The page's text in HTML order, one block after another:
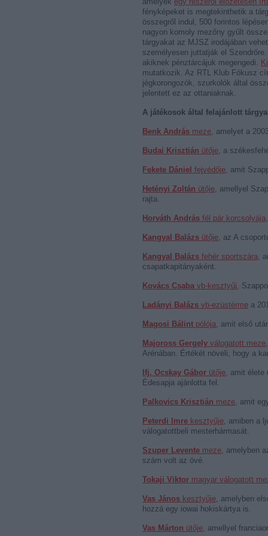
fényképeket is megtekinthetik a
összegről indul, 500 forintos
nagyon komoly mezőny gyűlt
tárgyakat az MJSZ irodájában
személyesen juttatják el
akiknek pénztárcájuk megengedi.
mutatkozik. Az RTL Klub Fókusz
jégkorongozók, szurkolók által
jelentett ez az ottaniaknak.
A játékosok által felajánlott
Benk András meze, amelyet a
Budai Krisztián ütője, a
Fekete Dániel fejvédője, amit
Hetényi Zoltán ütője, amellyel
rajta.
Horváth András fél pár korcsolyája
Kangyal Balázs ütője, az A
Kangyal Balázs fehér sportszára,
csapatkapitányaként.
Kovács Csaba vb-kesztyűi,
Ladányi Balázs vb-ezüstérme a
Magosi Bálint pólója, amit első
Majoross Gergely válogatott meze
Arénában. Értékét növeli, hogy a
Ifj. Ocskay Gábor ütője, amit élete
Édesapja ajánlotta fel.
Palkovics Krisztián meze, amit
Peterdi Imre kesztyűje, amiben a
válogatottbeli mesterhármasát.
Szuper Levente meze, amelyben
szám volt az övé.
Tokaji Viktor magyar válogatott
Vas János kesztyűje, amelyben
hozzá egy iowai hokiskártya is.
Vas Márton ütője, amellyel